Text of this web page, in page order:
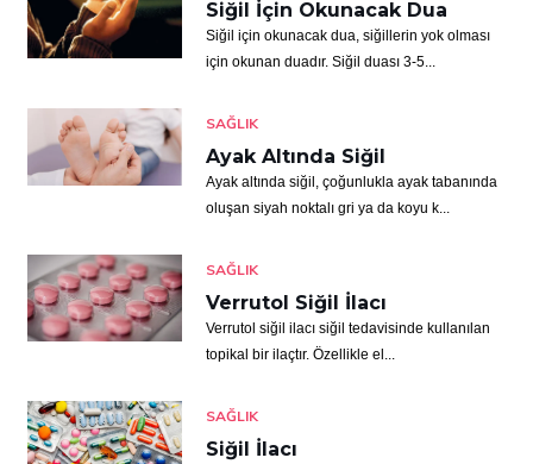
Siğil İçin Okunacak Dua
Siğil için okunacak dua, siğillerin yok olması
için okunan duadır. Siğil duası 3-5...
SAĞLIK
Ayak Altında Siğil
Ayak altında siğil, çoğunlukla ayak tabanında
oluşan siyah noktalı gri ya da koyu k...
SAĞLIK
Verrutol Siğil İlacı
Verrutol siğil ilacı siğil tedavisinde kullanılan
topikal bir ilaçtır. Özellikle el...
SAĞLIK
Siğil İlacı